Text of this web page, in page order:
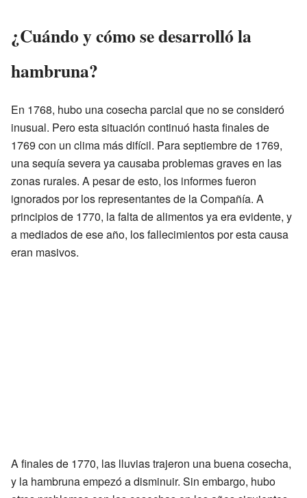
¿Cuándo y cómo se desarrolló la
hambruna?
En 1768, hubo una cosecha parcial que no se consideró
inusual. Pero esta situación continuó hasta finales de
1769 con un clima más difícil. Para septiembre de 1769,
una sequía severa ya causaba problemas graves en las
zonas rurales. A pesar de esto, los informes fueron
ignorados por los representantes de la Compañía. A
principios de 1770, la falta de alimentos ya era evidente, y
a mediados de ese año, los fallecimientos por esta causa
eran masivos.
A finales de 1770, las lluvias trajeron una buena cosecha,
y la hambruna empezó a disminuir. Sin embargo, hubo